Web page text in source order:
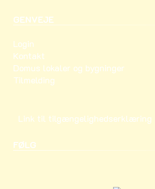
GENVEJE
Login
Kontakt
Domus lokaler og bygninger
Tilmelding
Link til tilgængelighedserklæring
FØLG